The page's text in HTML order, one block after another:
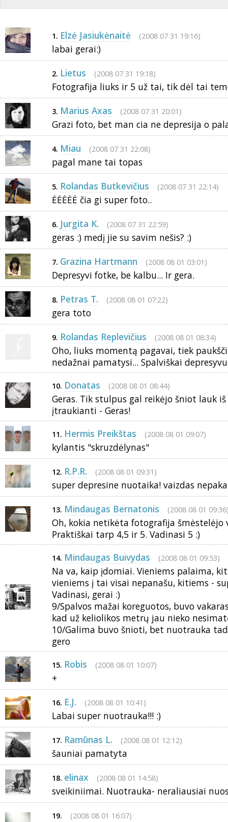
1. Elzė Jasiukėnaitė (2008 07 31 19:16)
labai gerai:)
2. Lietus (2008 07 31 19:18)
Fotografija liuks ir 5 už tai, tik dėl tai
3. Marius Axas (2008 07 31 20:01)
Grazi foto, bet man cia ne depresija o
4. Miau (2008 07 31 22:08)
pagal mane tai topas
5. Rolandas Butkevičius (2008 07 31 22:14)
ĖĖĖĖĖ čia gi super foto..
6. Jurgita K. (2008 07 31 22:59)
geras :) medį jie su savim nešis? :)
7. Grazina Hartmann (2008 08 01 03:01)
Depresyvi fotke, be kalbu... Ir gera.
8. Petras T. (2008 08 01 07:22)
gera toto
9. Rolandas Replevičius (2008 08 01 08:34)
Oho, liuks momentą pagavai, tiek
nedažnai pamatysi... Spalviškai
10. Donatas (2008 08 01 08:44)
Geras. Tik stulpus gal reikėjo šniot lauk
įtraukianti - Geras!
11. Hermis Preikštas (2008 08 01 09:07)
kylantis "skruzdėlynas"
12. R.P.R. (2008 08 01 09:31)
super depresine nuotaika! vaizdas
13. Mindaugas Bernatonis (2008 08 01
Oh, kokia netikėta fotografija šmėstelėjo
Praktiškai tarp 4,5 ir 5. Vadinasi 5 :)
14. Mindaugas Buivydas (2008 08 01 09:53)
Na va, kaip įdomiai. Vieniems palaima,
vieniems į tai visai nepanašu, kitiems -
Vadinasi, gerai :)
9/Spalvos mažai koreguotos, buvo
kad už keliolikos metrų jau nieko
10/Galima buvo šnioti, bet nuotrauka
gero
15. Robis (2008 08 01 10:07)
+
16. E.J. (2008 08 01 10:41)
Labai super nuotrauka!!! :)
17. Ramūnas L. (2008 08 01 12:12)
šauniai pamatyta
18. elinax (2008 08 01 14:58)
sveikiniimai. Nuotrauka- neraliausiai
19. (2008 08 01 16:07)